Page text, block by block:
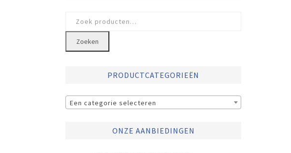
naar:
Zoeken
PRODUCTCATEGORIEËN
Een categorie selecteren
ONZE AANBIEDINGEN